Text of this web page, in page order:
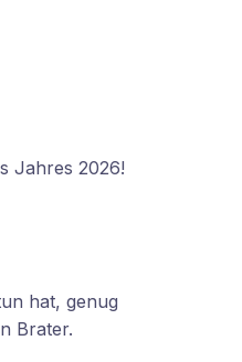
Jahres 2026!
hat, genug
Brater.